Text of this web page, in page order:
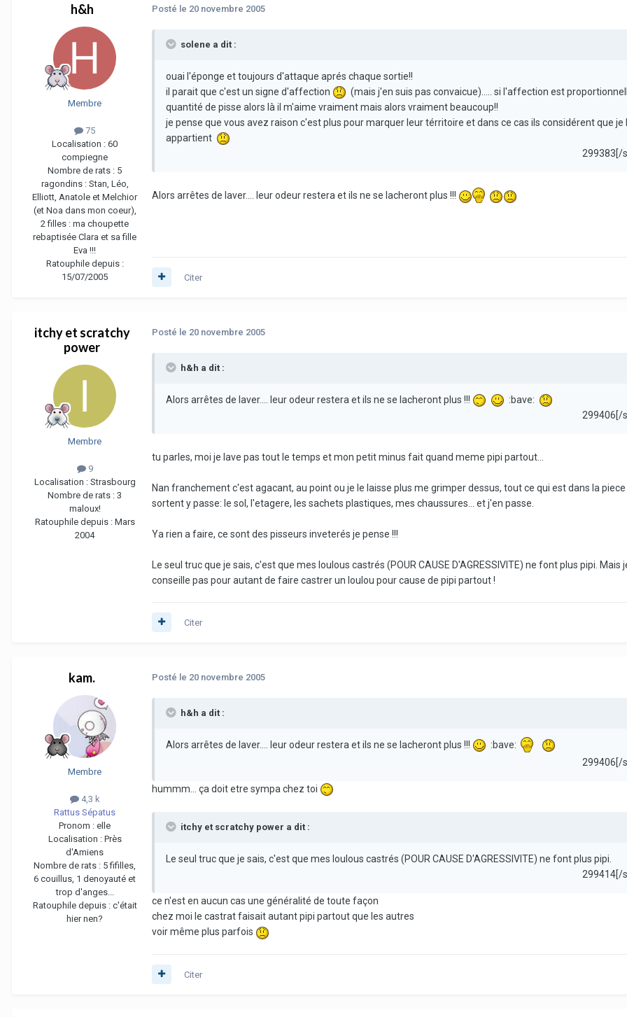
h&h
Membre
75
Localisation : 60
compiegne
Nombre de rats : 5
ragondins : Stan, Léo,
Elliott, Anatole et Melchior
(et Noa dans mon coeur),
2 filles : ma choupette
rebaptisée Clara et sa fille
Eva !!!
Ratouphile depuis :
15/07/2005
Posté le 20 novembre 2005
solene a dit :
ouai l'éponge et toujours d'attaque aprés chaque sortie!!
il parait que c'est un signe d'affection
(mais j'en suis pas convaicue)..... si l'affection est
quantité de pisse alors là il m'aime vraiment mais alors vraiment beaucoup!!
je pense que vous avez raison c'est plus pour marquer leur térritoire et dans ce cas ils considérent que je
appartient
299383[/
Alors arrêtes de laver.... leur odeur restera et ils ne se lacheront plus !!!
Citer
itchy et scratchy
power
Membre
9
Localisation : Strasbourg
Nombre de rats : 3
maloux!
Ratouphile depuis : Mars
2004
Posté le 20 novembre 2005
h&h a dit :
Alors arrêtes de laver.... leur odeur restera et ils ne se lacheront plus !!!
:bave:
299406[/
tu parles, moi je lave pas tout le temps et mon petit minus fait quand meme pipi partout...
Nan franchement c'est agacant, au point ou je le laisse plus me grimper dessus, tout ce qui est dans la piece
sortent y passe: le sol, l'etagere, les sachets plastiques, mes chaussures... et j'en passe.
Ya rien a faire, ce sont des pisseurs inveterés je pense !!!
Le seul truc que je sais, c'est que mes loulous castrés (POUR CAUSE D'AGRESSIVITE) ne font plus pipi. Mais
conseille pas pour autant de faire castrer un loulou pour cause de pipi partout !
Citer
kam.
Membre
4,3 k
Rattus Sépatus
Pronom : elle
Localisation : Près
d'Amiens
Nombre de rats : 5 fifilles,
6 couillus, 1 denoyauté et
trop d'anges...
Ratouphile depuis : c'était
hier nen?
Posté le 20 novembre 2005
h&h a dit :
Alors arrêtes de laver.... leur odeur restera et ils ne se lacheront plus !!!
:bave:
299406[/
hummm... ça doit etre sympa chez toi
itchy et scratchy power a dit :
Le seul truc que je sais, c'est que mes loulous castrés (POUR CAUSE D'AGRESSIVITE) ne font plus pipi.
299414[/
ce n'est en aucun cas une généralité de toute façon
chez moi le castrat faisait autant pipi partout que les autres
voir même plus parfois
Citer